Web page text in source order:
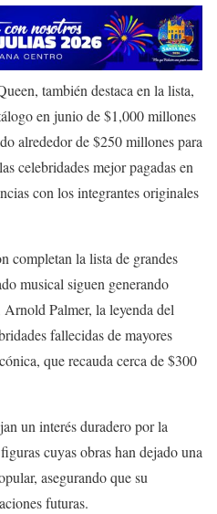
también destaca en la lista,
en junio de $1,000 millones
alrededor de $250 millones para
celebridades mejor pagadas en
con los integrantes originales
la lista de grandes
musical siguen generando
Palmer, la leyenda del
fallecidas de mayores
que recauda cerca de $300
un interés duradero por la
cuyas obras han dejado una
asegurando que su
futuras.